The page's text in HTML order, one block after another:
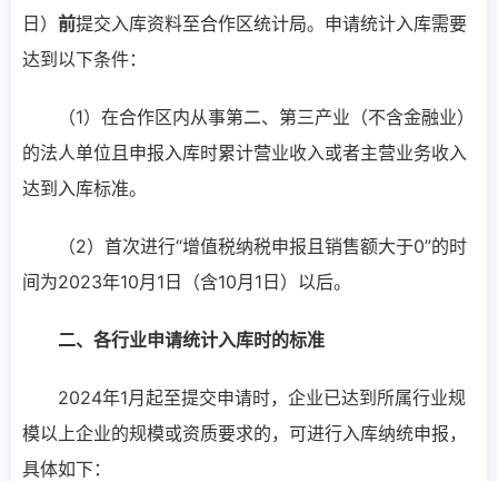
日） 前提交入库资料至合作区统计局。申请统计入库需要
达到以下条件：
（1）在合作区内从事第二、第三产业（不含金融业）
的法人单位且申报入库时累计营业收入或者主营业务收入
达到入库标准。
（2）首次进行“增值税纳税申报且销售额大于0”的时
间为2023年10月1日（含10月1日）以后。
二、各行业申请统计入库时的标准
2024年1月起至提交申请时，企业已达到所属行业规
模以上企业的规模或资质要求的，可进行入库纳统申报，
具体如下：